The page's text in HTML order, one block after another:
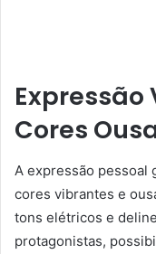
Cores
A expressão pessoal
cores vibrantes e
tons elétricos e
protagonistas,